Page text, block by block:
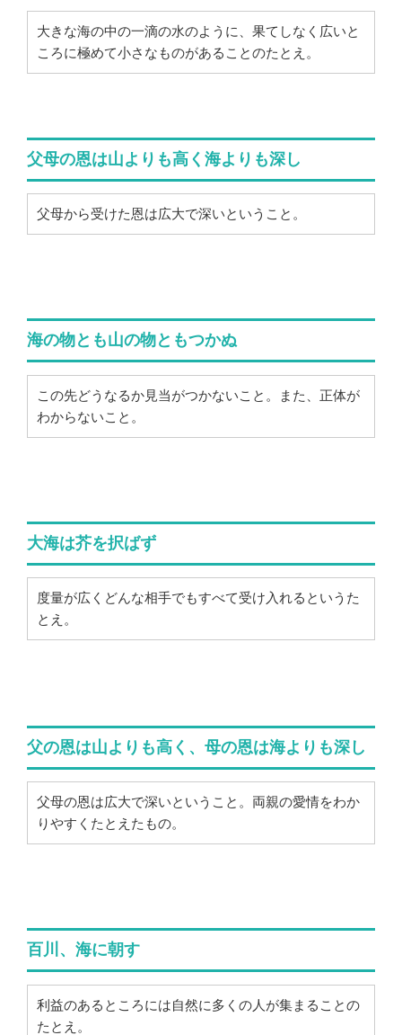
大きな海の中の一滴の水のように、果てしなく広いと
ころに極めて小さなものがあることのたとえ。
父母の恩は山よりも高く海よりも深し
父母から受けた恩は広大で深いということ。
海の物とも山の物ともつかぬ
この先どうなるか見当がつかないこと。また、正体が
わからないこと。
大海は芥を択ばず
度量が広くどんな相手でもすべて受け入れるというた
とえ。
父の恩は山よりも高く、母の恩は海よりも深し
父母の恩は広大で深いということ。両親の愛情をわか
りやすくたとえたもの。
百川、海に朝す
利益のあるところには自然に多くの人が集まることの
たとえ。